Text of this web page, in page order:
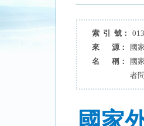
索 引 號：
來 源：
國
名 稱：
國
者問